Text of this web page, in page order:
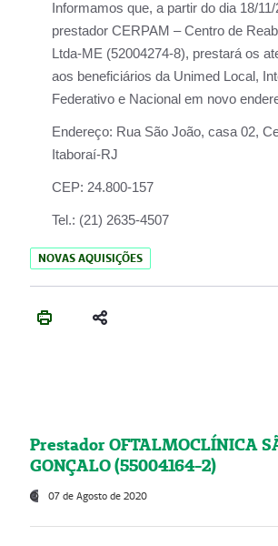
Informamos que, a partir do dia 18/
prestador CERPAM – Centro de
Ltda-ME (52004274-8), prestará os
aos beneficiários da Unimed Local,
Federativo e Nacional em novo
Endereço: Rua São João, casa 02,
Itaboraí-RJ
CEP: 24.800-157
Tel.: (21) 2635-4507
NOVAS AQUISIÇÕES
Prestador OFTALMOCLÍNICA
GONÇALO (55004164-2)
07 de Agosto de 2020